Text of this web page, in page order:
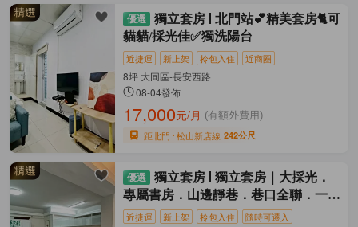
獨立套房
北門站💕精美套房🐈可
貓貓/採光佳✅獨洗陽台
近捷運 新上架 拎包入住 近商圈
8坪 大同區-長安西路
08-04發佈
17,000元/月 (有額外費用)
距北門 松山新店線 242公尺
獨立套房
獨立套房｜大採光．
專屬書房．山邊靜巷．巷口全聯．一卡
皮箱入住
近捷運 新上架 拎包入住 隨時可遷入